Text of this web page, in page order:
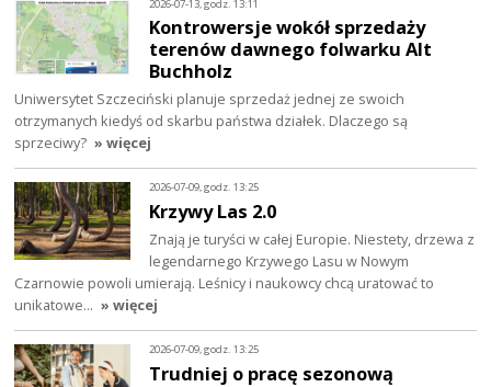
2026-07-13, godz. 13:11
Kontrowersje wokół sprzedaży
terenów dawnego folwarku Alt
Buchholz
Uniwersytet Szczeciński planuje sprzedaż jednej ze swoich
otrzymanych kiedyś od skarbu państwa działek. Dlaczego są
sprzeciwy? » więcej
2026-07-09, godz. 13:25
Krzywy Las 2.0
Znają je turyści w całej Europie. Niestety, drzewa z
legendarnego Krzywego Lasu w Nowym
Czarnowie powoli umierają. Leśnicy i naukowcy chcą uratować to
unikatowe… » więcej
2026-07-09, godz. 13:25
Trudniej o pracę sezonową